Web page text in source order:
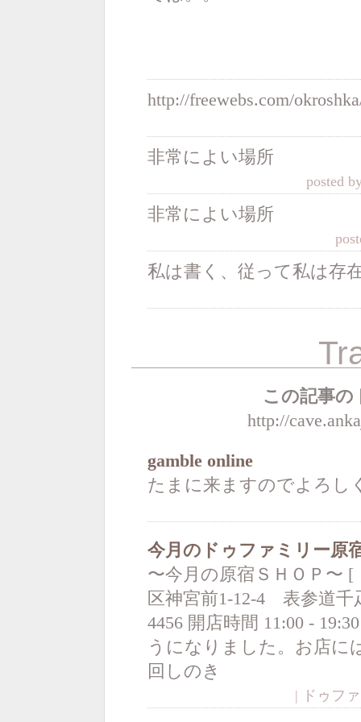
http://freewebs.com/
非常によい場所
posted
非常によい場所
私は書く、従って私は存
この記事
http://
gamble online
たまに来ますのでよろし
今月のドゥファミリー原
〜今月の原宿ＳＨＯＰ〜
区神宮前1-12-4 表参道千
4456 開店時間 11:00 -
うになりました。お店に
回しのき
| ドゥフ